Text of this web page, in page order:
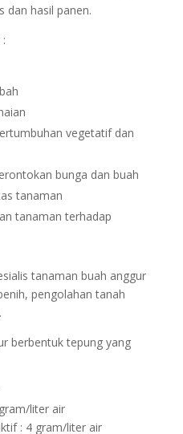
dan hasil panen.
vegetatif dan
bunga dan buah
tanaman
tanaman terhadap
tanaman buah anggur
pengolahan tanah
berbentuk tepung yang
liter air
: 4 gram/liter air